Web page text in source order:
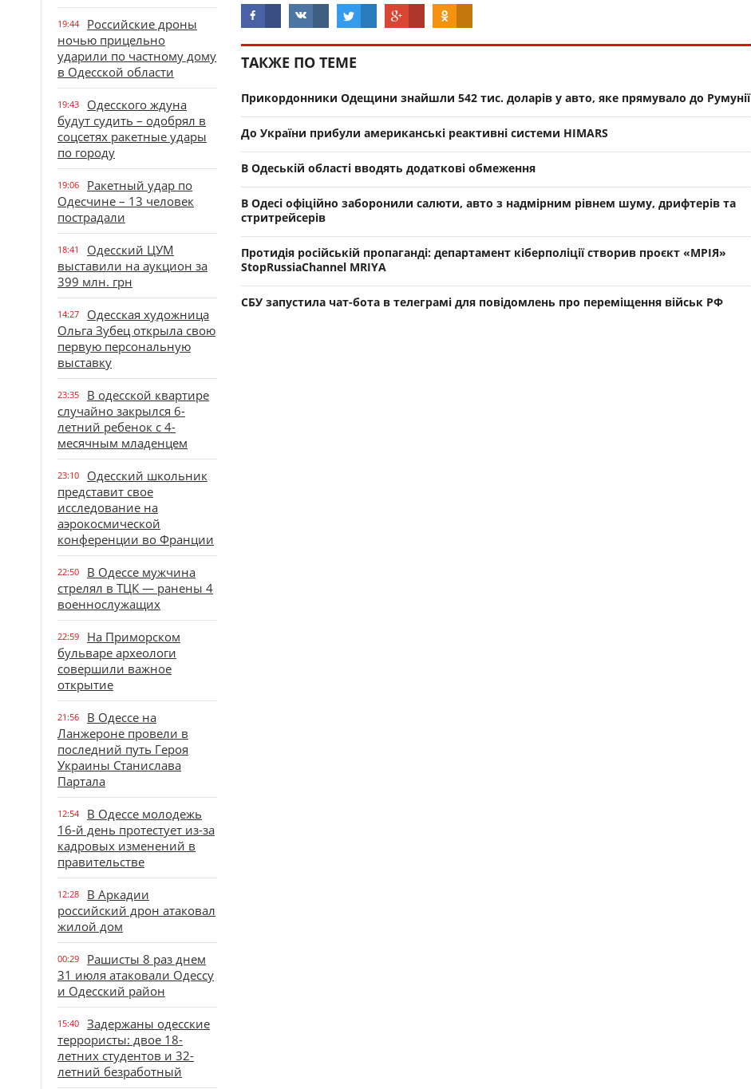
19:44
Российские дроны
ночью прицельно
ударили по частному дому
в Одесской области
19:43
Одесского ждуна
будут судить – одобрял в
соцсетях ракетные удары
по городу
19:06
Ракетный удар по
Одесчине – 13 человек
пострадали
18:41
Одесский ЦУМ
выставили на аукцион за
399 млн. грн
14:27
Одесская художница
Ольга Зубец открыла свою
первую персональную
выставку
23:35
В одесской квартире
случайно закрылся 6-
летний ребенок с 4-
месячным младенцем
23:10
Одесский школьник
представит свое
исследование на
аэрокосмической
конференции во Франции
22:50
В Одессе мужчина
стрелял в ТЦК — ранены 4
военнослужащих
22:59
На Приморском
бульваре археологи
совершили важное
открытие
21:56
В Одессе на
Ланжероне провели в
последний путь Героя
Украины Станислава
Партала
12:54
В Одессе молодежь
16-й день протестует из-за
кадровых изменений в
правительстве
12:28
В Аркадии
российский дрон атаковал
жилой дом
00:29
Рашисты 8 раз днем
31 июля атаковали Одессу
и Одесский район
15:40
Задержаны одесские
террористы: двое 18-
летних студентов и 32-
летний безработный
ТАКЖЕ ПО ТЕМЕ
Прикордонники Одещини знайшли 542 тис. доларів у авто, яке прямувало до Румунії
До України прибули американські реактивні системи HIMARS
В Одеській області вводять додаткові обмеження
В Одесі офіційно заборонили салюти, авто з надмірним рівнем шуму, дрифтерів та
стритрейсерів
Протидія російській пропаганді: департамент кіберполіції створив проєкт «МРІЯ»
StopRussiaChannel MRIYA
СБУ запустила чат-бота в телеграмі для повідомлень про переміщення військ РФ